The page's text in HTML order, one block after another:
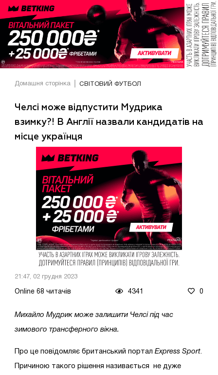
Домашня сторінка СВІТОВИЙ ФУТБОЛ
Челсі може відпустити Мудрика
взимку?! В Англії назвали кандидатів на
місце українця
21:47, 02 грудня 2023
Online 68 читачів 4341 0
Михайло Мудрик може залишити Челсі під час
зимового трансферного вікна.
Про це повідомляє британський портал Express Sport
Причиною такого рішення називається не дуже